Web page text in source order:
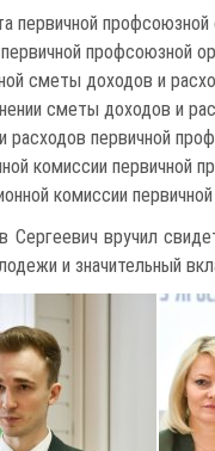
профсоюзной
профсоюзной
сметы доходов и
сметы доходов и
первичной
комиссии первичной
комиссии
Сергеевич вручил
и значительный